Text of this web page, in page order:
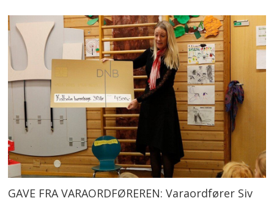
GAVE FRA VARAORDFØREREN: Varaordfører Siv